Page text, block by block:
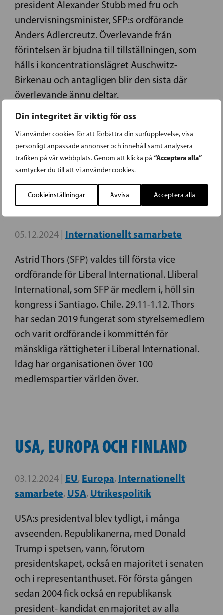
Din integritet är viktig för oss
Vi använder cookies för att förbättra din surfupplevelse, visa
personligt anpassade annonser och innehåll samt analysera
trafiken på vår webbplats. Genom att klicka på “Acceptera alla”
samtycker du till att vi använder cookies.
Cookieinställningar Avvisa Acceptera alla
president Alexander Stubb med fru och
undervisningsminister, SFP:s ordförande
Anders Adlercreutz. Överlevande från
förintelsen är bjudna till tillställningen, som
hålls i koncentrationslägret Auschwitz-
Birkenau och antagligen blir den sista där
överlevande ännu deltar.
ASTRID THORS VALDES TILL
VICE ORDFÖRANDE FÖR
LIBERAL INTERNATIONAL
05.12.2024 | Internationellt samarbete
Astrid Thors (SFP) valdes till första vice
ordförande för Liberal International. Lliberal
International, som SFP är medlem i, höll sin
kongress i Santiago, Chile, 29.11-1.12. Thors
har sedan 2019 fungerat som styrelsemedlem
och varit ordförande i kommittén för
mänskliga rättigheter i Liberal International.
Idag har organisationen över 100
medlemspartier världen över.
USA, EUROPA OCH FINLAND
03.12.2024 | EU, Europa, Internationellt
samarbete, USA, Utrikespolitik
USA:s presidentval blev tydligt, i många
avseenden. Republikanerna, med Donald
Trump i spetsen, vann, förutom
presidentskapet, också en majoritet i senaten
och i representanthuset. För första gången
sedan 2004 fick också en republikansk
president- kandidat en majoritet av alla